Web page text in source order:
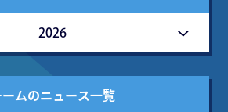
2026
ームのニュース一覧